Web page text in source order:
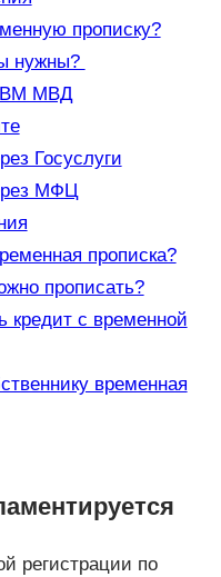
прописку?
нужны?
МВД
Госуслуги
МФЦ
прописка?
прописать?
с временной
временная
регистрации по